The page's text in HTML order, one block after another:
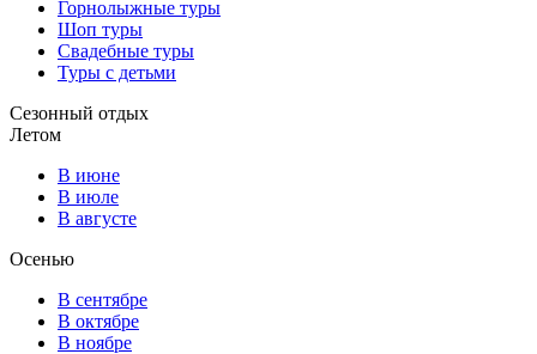
Горнолыжные туры
Шоп туры
Свадебные туры
Туры с детьми
Сезонный отдых
Летом
В июне
В июле
В августе
Осенью
В сентябре
В октябре
В ноябре